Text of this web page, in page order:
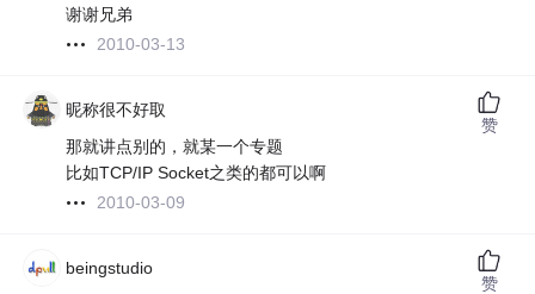
谢谢兄弟
2010-03-13
昵称很不好取
那就讲点别的，就某一个专题
比如TCP/IP Socket之类的都可以啊
2010-03-09
赞
beingstudio
赞